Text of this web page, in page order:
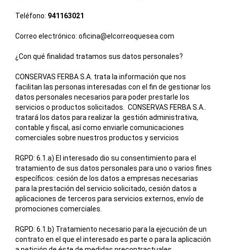
Teléfono: 941163021
Correo electrónico: oficina@elcorreoquesea.com
¿Con qué finalidad tratamos sus datos personales?
CONSERVAS FERBA S.A. trata la información que nos
facilitan las personas interesadas con el fin de gestionar los
datos personales necesarios para poder prestarle los
servicios o productos solicitados.
CONSERVAS FERBA S.A.
tratará los datos para realizar la gestión administrativa,
contable y fiscal, así como enviarle comunicaciones
comerciales sobre nuestros productos y servicios
RGPD: 6.1.a) El interesado dio su consentimiento para el
tratamiento de sus datos personales para uno o varios fines
específicos: cesión de los datos a empresas necesarias
para la prestación del servicio solicitado, cesión datos a
aplicaciones de terceros para servicios externos, envío de
promociones comerciales.
RGPD: 6.1.b) Tratamiento necesario para la ejecución de un
contrato en el que el interesado es parte o para la aplicación